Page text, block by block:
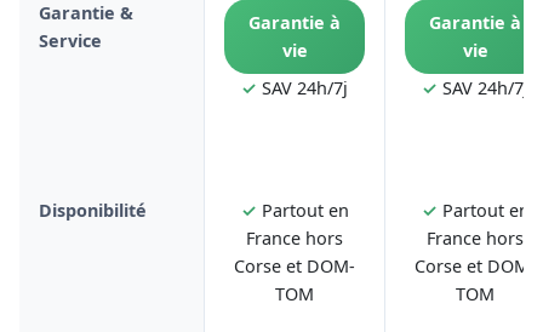
Garantie &
Service
Garantie à
vie
✓ SAV 24h/7j
Garantie à
vie
✓ SAV 24h/7j
Disponibilité ✓ Partout en
France hors
Corse et DOM-
TOM
✓ Partout en
France hors
Corse et DOM-
TOM